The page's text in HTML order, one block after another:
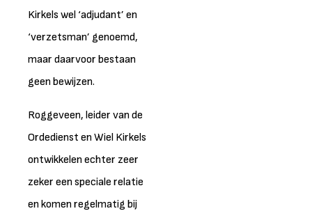
Kirkels wel ‘adjudant’ en
‘verzetsman’ genoemd,
maar daarvoor bestaan
geen bewijzen.
Roggeveen, leider van de
Ordedienst en Wiel Kirkels
ontwikkelen echter zeer
zeker een speciale relatie
en komen regelmatig bij